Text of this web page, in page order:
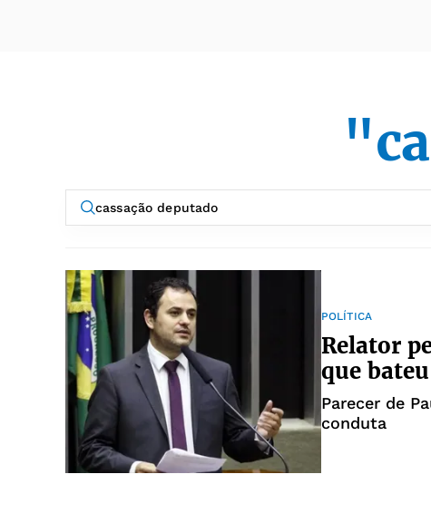
POLÍTICA
Relator
que
Parecer de
conduta